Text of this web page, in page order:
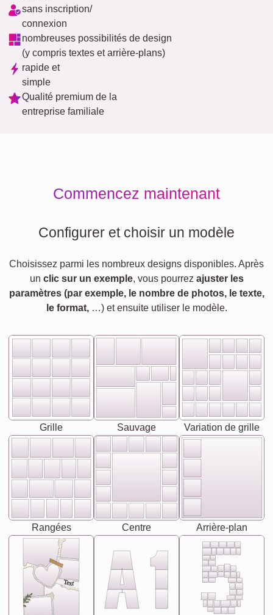
sans inscription/
connexion
nombreuses possibilités de design
(y compris textes et arrière-plans)
rapide et
simple
Qualité premium de la
entreprise familiale
Commencez maintenant
Configurer et choisir un modèle
Choisissez parmi les nombreux designs disponibles. Après
un clic sur un exemple, vous pourrez ajuster les
paramètres (par exemple, le nombre de photos, le texte,
le format,…) et ensuite utiliser le modèle.
Grille Sauvage Variation de grille
Rangées Centre Arrière-plan
Text